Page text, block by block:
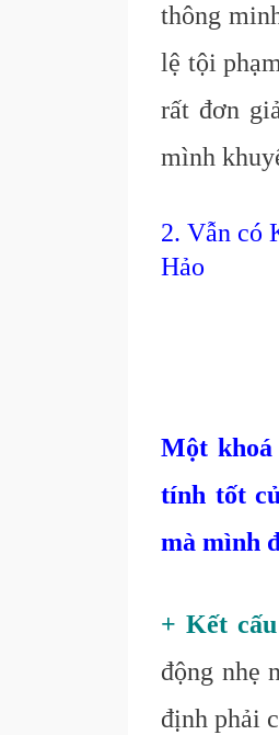
thông
lệ tội
rất đơn
mình
2. Vẫn có
Hảo
Một khoá
tính tốt
mà mình
+ Kết
động nhẹ
định phải